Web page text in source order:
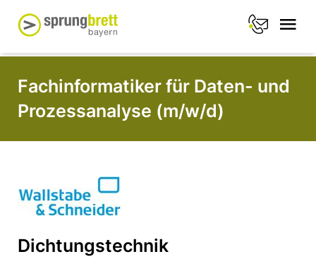
Fachinformatiker für Daten- und
Prozessanalyse (m/w/d)
Dichtungstechnik